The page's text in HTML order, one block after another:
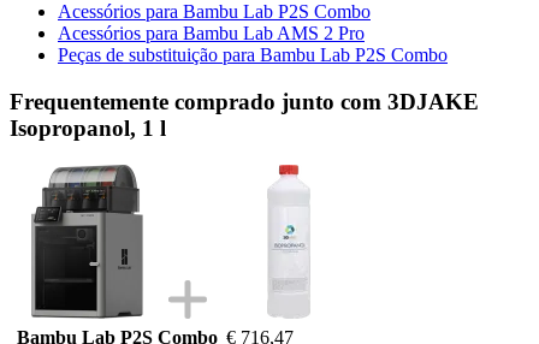
Acessórios para Bambu Lab P2S Combo
Acessórios para Bambu Lab AMS 2 Pro
Peças de substituição para Bambu Lab P2S Combo
Frequentemente comprado junto com 3DJAKE
Isopropanol, 1 l
Bambu Lab P2S Combo € 716,47